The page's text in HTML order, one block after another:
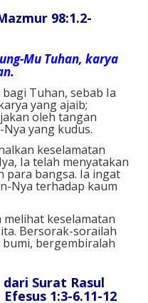
98:1.2-
Mu Tuhan, karya
Tuhan, sebab Ia
yang ajaib;
oleh tangan
yang kudus.
keselamatan
Ia telah menyatakan
para bangsa. Ia ingat
Nya terhadap kaum
keselamatan
Bersorak-sorailah
bergembiralah
dari Surat Rasul
1:3-6.11-12